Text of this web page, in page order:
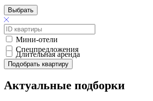
Выбрать
Мини-отели
Спецпредложения
Длительная аренда
Подобрать квартиру
Актуальные подборки